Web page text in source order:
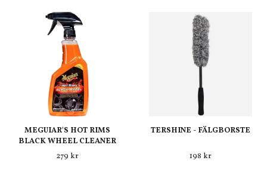
MEGUIAR'S HOT RIMS
BLACK WHEEL CLEANER
279 kr
TERSHINE - FÄLGBORSTE
198 kr